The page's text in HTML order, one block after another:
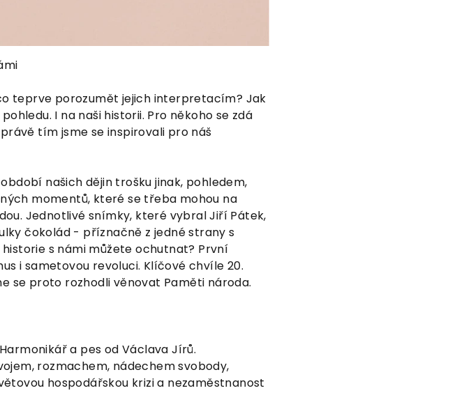
teprve porozumět jejich interpretacím? Jak
I na naši historii. Pro někoho se zdá
tím jsme se inspirovali pro náš
našich dějin trošku jinak, pohledem,
momentů, které se třeba mohou na
Jednotlivé snímky, které vybral Jiří Pátek,
čokolád - příznačně z jedné strany s
s námi můžete ochutnat? První
i sametovou revoluci. Klíčové chvíle 20.
se proto rozhodli věnovat Paměti národa.
a pes od Václava Jírů.
rozmachem, nádechem svobody,
hospodářskou krizi a nezaměstnanost